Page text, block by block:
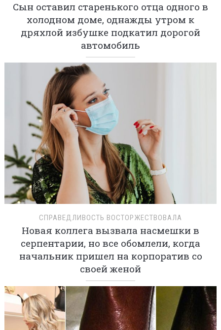
Сын оставил старенького отца одного в
холодном доме, однажды утром к
дряхлой избушке подкатил дорогой
автомобиль
СПРАВЕДЛИВОСТЬ ВОСТОРЖЕСТВОВАЛА
Новая коллега вызвала насмешки в
серпентарии, но все обомлели, когда
начальник пришел на корпоратив со
своей женой